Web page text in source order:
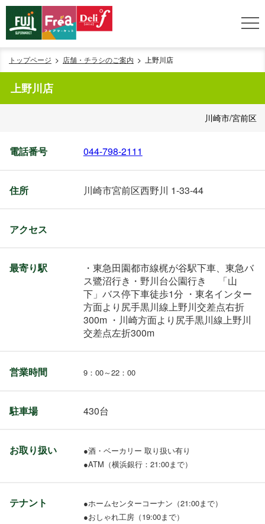
トップページ 店舗・チラシのご案内 上野川店
上野川店
川崎市/宮前区
電話番号 044-798-2111
住所 川崎市宮前区西野川 1-33-44
アクセス
最寄り駅
・東急田園都市線梶が谷駅下車、東急バ
ス鷺沼行き・野川台公園行き 「山
下」バス停下車徒歩1分 ・東名インター
方面より尻手黒川線上野川交差点右折
300m ・川崎方面より尻手黒川線上野川
交差点左折300m
営業時間 9：00～22：00
駐車場 430台
お取り扱い
●酒・ベーカリー 取り扱い有り
●ATM（横浜銀行：21:00まで）
テナント
●ホームセンターコーナン（21:00まで）
●おしゃれ工房（19:00まで）